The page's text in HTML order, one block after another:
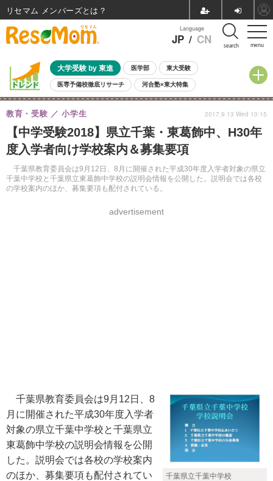
menu
Language
JP / CN search
大学受験 by 東進 医学部 東大受験
医専予備校徹底リサーチ 河合塾×東大特集
親子で考える大学選び 高校受験 中学受験 小学校受験
共通テスト 夏休み
8月開催イベント・WS 全国公立高校 過去問 人気記事
自由研究教材（小学生向け） 自由研究教材（中学生向け）
【中学受験2018】県立千葉・東葛飾中、H30年
度入学者向け学校案内＆募集要項
千葉県教育委員会は9月12日、8月に開催された平成30年度入学者対象の県立
千葉中学校と千葉県立東葛飾中学校の説明会情報を公開した。説明会では各校
の学校案内のほか、募集要項も配付されている。
教育・受験 小学生
advertisement
2017.9.13 Wed 10:15
千葉県立千葉中学校
千葉県教育委員会は9月12日、8
月に開催された平成30年度入学者
対象の県立千葉中学校と千葉県立
東葛飾中学校の説明会情報を公開
した。説明会では各校の学校案内
のほか、募集要項も配付されてい
リセマム メンバーズ